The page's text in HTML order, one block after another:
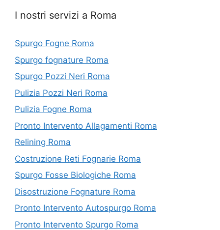
I nostri servizi a Roma
Spurgo Fogne Roma
Spurgo fognature Roma
Spurgo Pozzi Neri Roma
Pulizia Pozzi Neri Roma
Pulizia Fogne Roma
Pronto Intervento Allagamenti Roma
Relining Roma
Costruzione Reti Fognarie Roma
Spurgo Fosse Biologiche Roma
Disostruzione Fognature Roma
Pronto Intervento Autospurgo Roma
Pronto Intervento Spurgo Roma